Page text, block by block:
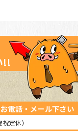
!!
電話・メール下さい
定休）